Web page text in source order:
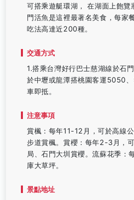
可搭乘遊艇環湖， 在湖面上飽覽
門活魚是這裡最著名美食，每家
吃法高達近200種。
交通方式
1.搭乘台灣好行巴士慈湖線於石
於中壢或龍潭搭桃園客運5050
車即抵。
注意事項
賞楓：每年11-12月，可於高線
步道賞楓。賞櫻：每年2-3月，
局、石門大圳賞櫻。流蘇花季：
庫大草坪。
景點地址